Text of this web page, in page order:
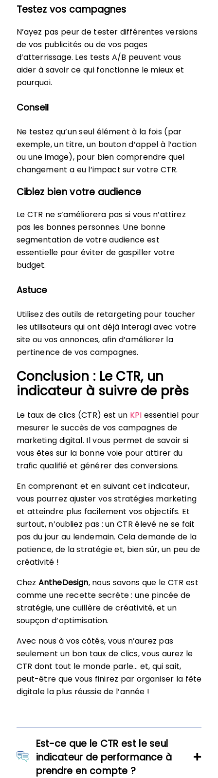
Testez vos campagnes
N’ayez pas peur de tester différentes versions
de vos publicités ou de vos pages
d’atterrissage. Les tests A/B peuvent vous
aider à savoir ce qui fonctionne le mieux et
pourquoi.
Conseil
Ne testez qu’un seul élément à la fois (par
exemple, un titre, un bouton d’appel à l’action
ou une image), pour bien comprendre quel
changement a eu l’impact sur votre CTR.
Ciblez bien votre audience
Le CTR ne s’améliorera pas si vous n’attirez
pas les bonnes personnes. Une bonne
segmentation de votre audience est
essentielle pour éviter de gaspiller votre
budget.
Astuce
Utilisez des outils de retargeting pour toucher
les utilisateurs qui ont déjà interagi avec votre
site ou vos annonces, afin d’améliorer la
pertinence de vos campagnes.
Conclusion : Le CTR, un
indicateur à suivre de près
Le taux de clics (CTR) est un KPI essentiel pour
mesurer le succès de vos campagnes de
marketing digital. Il vous permet de savoir si
vous êtes sur la bonne voie pour attirer du
trafic qualifié et générer des conversions.
En comprenant et en suivant cet indicateur,
vous pourrez ajuster vos stratégies marketing
et atteindre plus facilement vos objectifs. Et
surtout, n’oubliez pas : un CTR élevé ne se fait
pas du jour au lendemain. Cela demande de la
patience, de la stratégie et, bien sûr, un peu de
créativité !
Chez AntheDesign, nous savons que le CTR est
comme une recette secrète : une pincée de
stratégie, une cuillère de créativité, et un
soupçon d’optimisation.
Avec nous à vos côtés, vous n’aurez pas
seulement un bon taux de clics, vous aurez le
CTR dont tout le monde parle… et, qui sait,
peut-être que vous finirez par organiser la fête
digitale la plus réussie de l’année !
Est-ce que le CTR est le seul
indicateur de performance à
prendre en compte ?